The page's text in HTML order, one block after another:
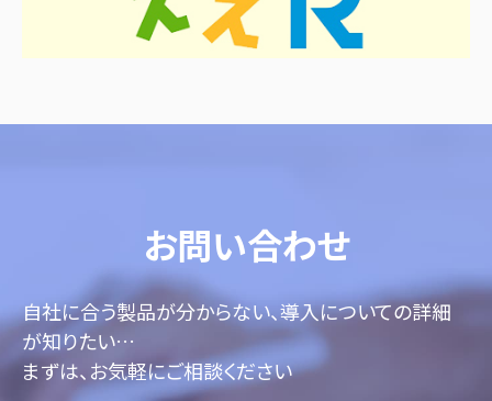
お問い合わせ
自社に合う製品が分からない、導入についての詳細
が知りたい…
まずは、お気軽にご相談ください